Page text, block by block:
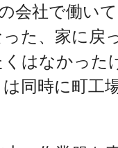
会社で働い
た、家に戻
はなかった
同時に町工